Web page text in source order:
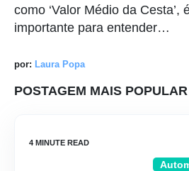
como ‘Valor Médio da Cesta’,
importante para entender…
por: Laura Popa
POSTAGEM MAIS POPULAR